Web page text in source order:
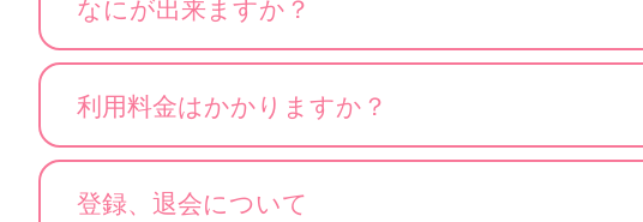
なにが出来ますか？
利用料金はかかりますか？
登録、退会について